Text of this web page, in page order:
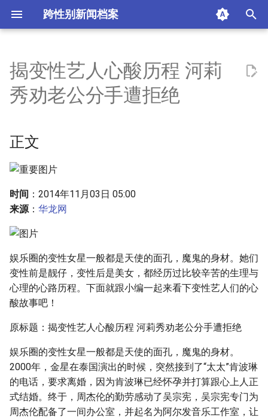
跨性别新闻档案
n
i
t
a
l
i
z
i
n
g
s
r
c
h
正文
附加信息 [Processed Page
揭变性艺人心酸历程 河莉
秀劝老公分手遭拒绝
正文
时间 ：2014年11月03日 05:00
来源： 华龙网
娱乐圈的变性女星一般都是天使的面孔，魔鬼的身材。她们
变性前是靓仔，变性后是美女，都经历过比较辛苦的生理与
心理的心路历程。下面就跟小编一起来看下变性艺人们的心
酸故事吧！
原标题：揭变性艺人心酸历程 河莉秀劝老公分手遭拒绝
娱乐圈的变性女星一般都是天使的面孔，魔鬼的身材。
2000年，金星在泰国演出的时候，突然接到了“太太”肯波琳
的电话，要求离婚，因为肯波琳已经怀孕并打算跟心上人正
式结婚。终于，周杰伦的勤劳感动了吴宗宪，吴宗宪专门为
周杰伦配备了一间办公室，并起名为阿尔发音乐工作室，让